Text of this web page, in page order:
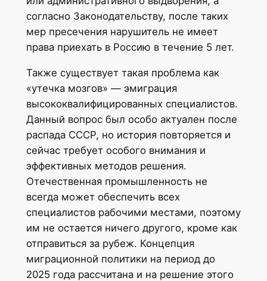
согласно Законодательству, после таких
мер пресечения нарушитель не имеет
права приехать в Россию в течение 5 лет.
Также существует такая проблема как
«утечка мозгов» — эмиграция
высококвалифицированных специалистов.
Данный вопрос был особо актуален после
распада СССР, но история повторяется и
сейчас требует особого внимания и
эффективных методов решения.
Отечественная промышленность не
всегда может обеспечить всех
специалистов рабочими местами, поэтому
им не остается ничего другого, кроме как
отправиться за рубеж. Концепция
миграционной политики на период до
2025 года рассчитана и на решение этого